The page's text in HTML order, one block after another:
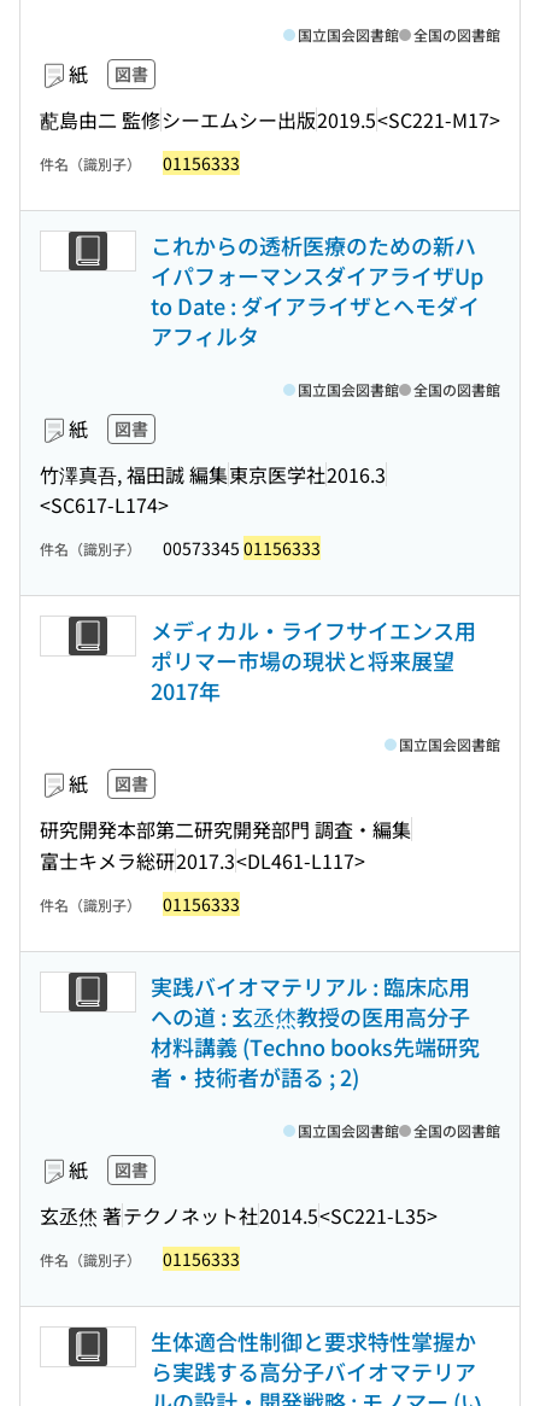
紙 図書
蓜島由二 監修シーエムシー出版2019.5<SC221-M17>
国立国会図書館 全国の図書館
件名（識別子） 01156333
これからの透析医療のための新ハ
イパフォーマンスダイアライザUp
to Date : ダイアライザとヘモダイ
アフィルタ
紙 図書
竹澤真吾, 福田誠 編集東京医学社2016.3
<SC617-L174>
国立国会図書館 全国の図書館
件名（識別子） 00573345 01156333
メディカル・ライフサイエンス用
ポリマー市場の現状と将来展望
2017年
紙 図書
研究開発本部第二研究開発部門 調査・編集
富士キメラ総研2017.3<DL461-L117>
国立国会図書館
件名（識別子） 01156333
実践バイオマテリアル : 臨床応用
への道 : 玄丞烋教授の医用高分子
材料講義 (Techno books先端研究
者・技術者が語る ; 2)
紙 図書
玄丞烋 著テクノネット社2014.5<SC221-L35>
国立国会図書館 全国の図書館
件名（識別子） 01156333
生体適合性制御と要求特性掌握か
ら実践する高分子バイオマテリア